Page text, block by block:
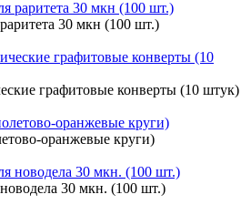
30 мкн (100 шт.)
графитовые конверты (10 штук)
оранжевые круги)
30 мкн. (100 шт.)